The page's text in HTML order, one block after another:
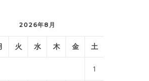
2026年8月
火 水 木 金 土
1